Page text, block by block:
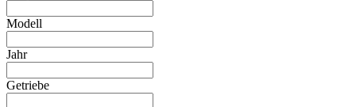
Modell
Jahr
Getriebe